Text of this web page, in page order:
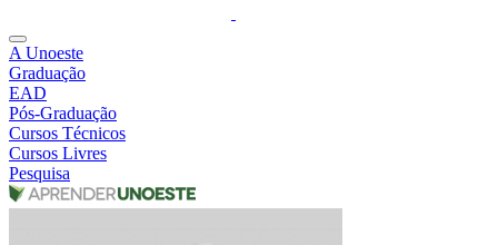
A Unoeste
Graduação
EAD
Pós-Graduação
Cursos Técnicos
Cursos Livres
Pesquisa